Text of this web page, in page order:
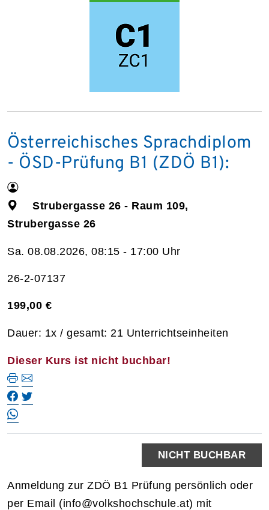
Österreichisches Sprachdiplom
- ÖSD-Prüfung B1 (ZDÖ B1):
Strubergasse 26 - Raum 109,
Strubergasse 26
Sa. 08.08.2026, 08:15 - 17:00 Uhr
26-2-07137
199,00 €
Dauer: 1x / gesamt: 21 Unterrichtseinheiten
Dieser Kurs ist nicht buchbar!
NICHT BUCHBAR
Anmeldung zur ZDÖ B1 Prüfung persönlich oder
per Email (info@volkshochschule.at) mit